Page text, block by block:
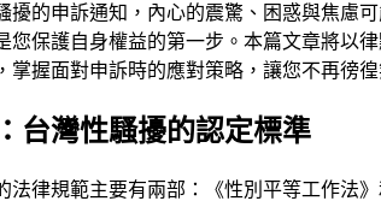
擾的申訴通知，內心的震驚、困惑與焦慮
您保護自身權益的第一步。本篇文章將以
掌握面對申訴時的應對策略，讓您不再徬徨
台灣性騷擾的認定標準
法律規範主要有兩部：《性別平等工作法